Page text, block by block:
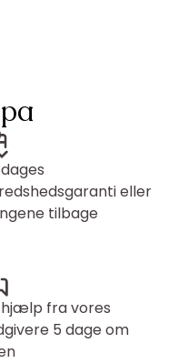
eller
tilbage
hjælp fra vores
5 dage om